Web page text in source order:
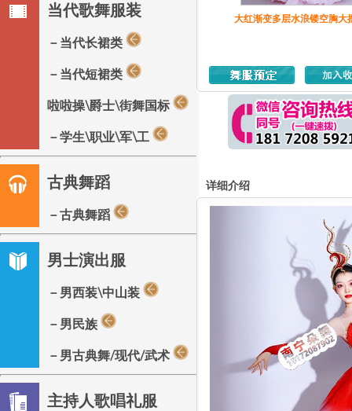
当代歌舞服装
－当代长裙类
－当代短裙类
啦啦操\爵士\街舞国标
－学生\职业\军\工
古典舞蹈
－古典舞蹈
男士演出服
－男西装\中山装
－男民族
－男古典舞/现代/武术
主持人歌唱礼服
大红渐变多层水浪镂空胸大
详细介绍